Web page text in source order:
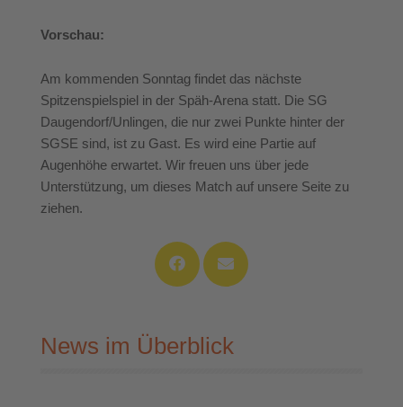
Vorschau:
Am kommenden Sonntag findet das nächste
Spitzenspielspiel in der Späh-Arena statt. Die SG
Daugendorf/Unlingen, die nur zwei Punkte hinter der
SGSE sind, ist zu Gast. Es wird eine Partie auf
Augenhöhe erwartet. Wir freuen uns über jede
Unterstützung, um dieses Match auf unsere Seite zu
ziehen.
News im Überblick